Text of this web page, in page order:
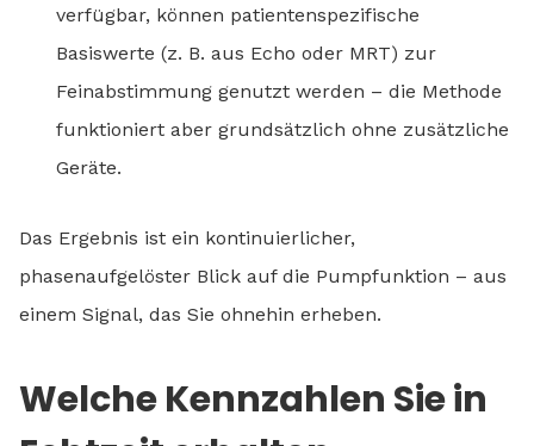
verfügbar, können patientenspezifische
Basiswerte (z. B. aus Echo oder MRT) zur
Feinabstimmung genutzt werden – die Methode
funktioniert aber grundsätzlich ohne zusätzliche
Geräte.
Das Ergebnis ist ein kontinuierlicher,
phasenaufgelöster Blick auf die Pumpfunktion – aus
einem Signal, das Sie ohnehin erheben.
Welche Kennzahlen Sie in